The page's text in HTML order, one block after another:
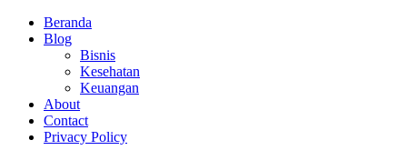
Beranda
Blog
Bisnis
Kesehatan
Keuangan
About
Contact
Privacy Policy